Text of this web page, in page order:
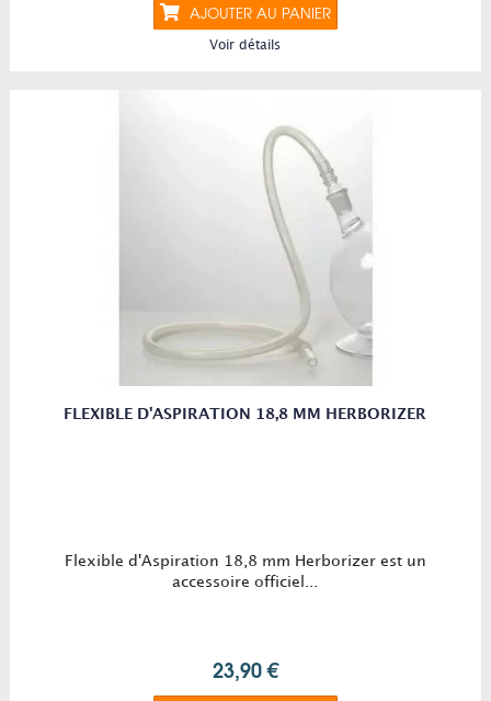
AJOUTER AU PANIER
Voir détails
FLEXIBLE D'ASPIRATION 18,8 MM HERBORIZER
Flexible d'Aspiration 18,8 mm Herborizer est un
accessoire officiel...
23,90 €